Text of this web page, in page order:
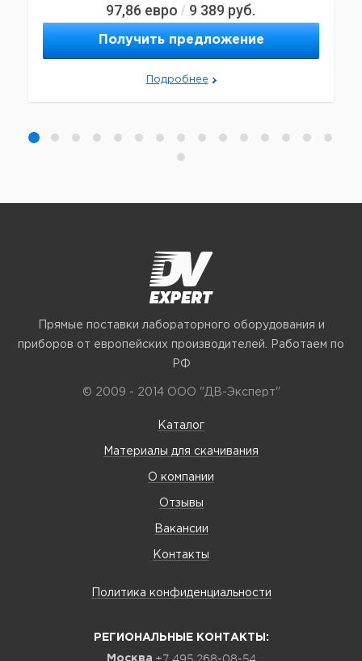
97,86 евро / 9 389 руб.
Получить предложение
Подробнее
Прямые поставки лабораторного оборудования и
приборов от европейских производителей. Работаем по
РФ
© 2009 - 2014 ООО "ДВ-Эксперт"
Каталог
Материалы для скачивания
О компании
Отзывы
Вакансии
Контакты
Политика конфиденциальности
РЕГИОНАЛЬНЫЕ КОНТАКТЫ:
Москва